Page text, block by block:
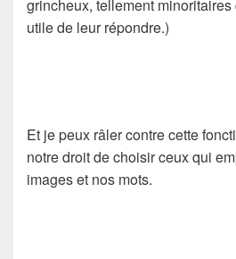
grincheux, tellement minoritaires
utile de leur répondre.)
Et je peux râler contre cette
notre droit de choisir ceux qui
images et nos mots.